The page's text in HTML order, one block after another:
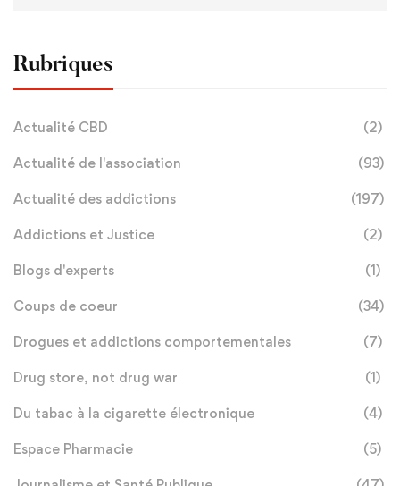
Rubriques
Actualité CBD (2)
Actualité de l'association (93)
Actualité des addictions (197)
Addictions et Justice (2)
Blogs d'experts (1)
Coups de coeur (34)
Drogues et addictions comportementales (7)
Drug store, not drug war (1)
Du tabac à la cigarette électronique (4)
Espace Pharmacie (5)